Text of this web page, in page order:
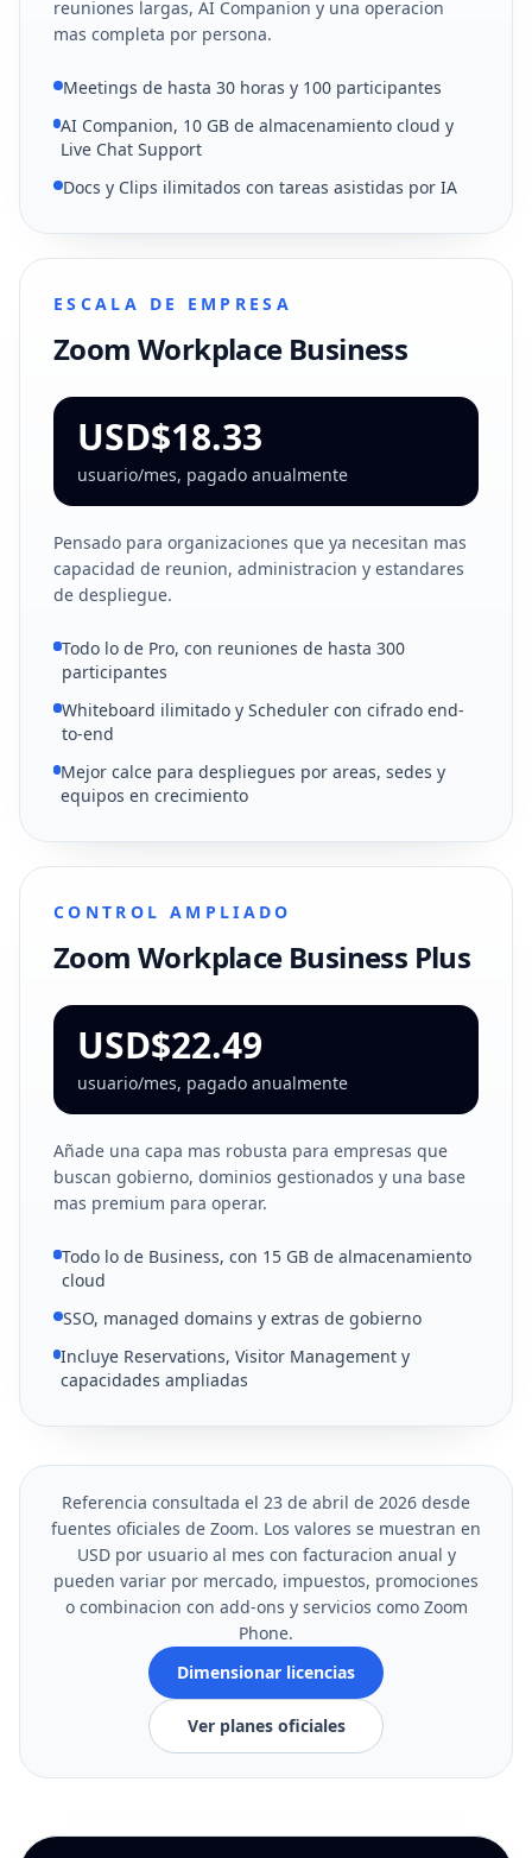
reuniones largas, AI Companion y una operacion
mas completa por persona.
Meetings de hasta 30 horas y 100 participantes
AI Companion, 10 GB de almacenamiento cloud y
Live Chat Support
Docs y Clips ilimitados con tareas asistidas por IA
ESCALA DE EMPRESA
Zoom Workplace Business
USD$18.33
usuario/mes, pagado anualmente
Pensado para organizaciones que ya necesitan mas
capacidad de reunion, administracion y estandares
de despliegue.
Todo lo de Pro, con reuniones de hasta 300
participantes
Whiteboard ilimitado y Scheduler con cifrado end-
to-end
Mejor calce para despliegues por areas, sedes y
equipos en crecimiento
CONTROL AMPLIADO
Zoom Workplace Business Plus
USD$22.49
usuario/mes, pagado anualmente
Añade una capa mas robusta para empresas que
buscan gobierno, dominios gestionados y una base
mas premium para operar.
Todo lo de Business, con 15 GB de almacenamiento
cloud
SSO, managed domains y extras de gobierno
Incluye Reservations, Visitor Management y
capacidades ampliadas
Referencia consultada el 23 de abril de 2026 desde
fuentes oficiales de Zoom. Los valores se muestran en
USD por usuario al mes con facturacion anual y
pueden variar por mercado, impuestos, promociones
o combinacion con add-ons y servicios como Zoom
Phone.
Dimensionar licencias
Ver planes oficiales